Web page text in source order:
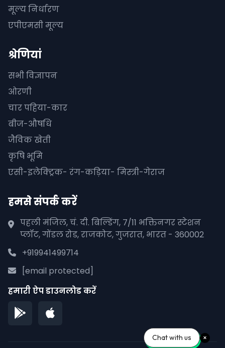
मूल्य निर्धारण
एपीएमसी मूल्य
श्रेणियां
सभी विज्ञापन
ओरणी
चार पहिया-कार
बीज-औषधि
जैविक खेती
कृषि भूमि
एसी-इलेक्ट्रिक- रंग-कड़िया- मिस्त्री-गेराज
हमसे संपर्क करें
पहली मंजिल, चं. दी. बिल्डिंग, 7/11 भक्तिनगर स्टेशन
प्लॉट, गोंडल रोड, राजकोट, गुजरात, भारत - 360002
+919941499714
[email protected]
हमारी ऐप डाउनलोड करें
Chat with us